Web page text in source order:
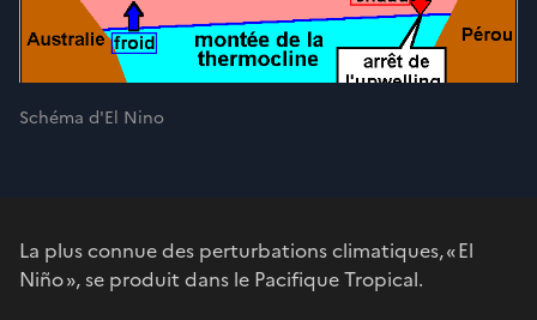
Schéma d'El Nino
La plus connue des perturbations climatiques, « El
Niño », se produit dans le Pacifique Tropical.